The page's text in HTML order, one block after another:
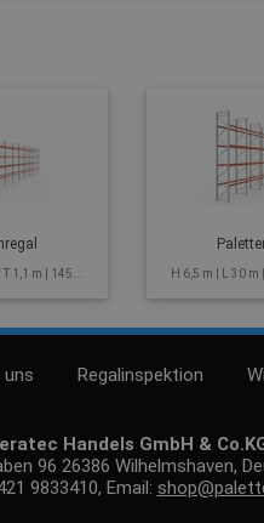
1,1 m | 145... H 6,5 m | L 30 m
uns Regalinspektion
Handels GmbH &
96 26386 Wilhelmshaven,
9833410, Email: